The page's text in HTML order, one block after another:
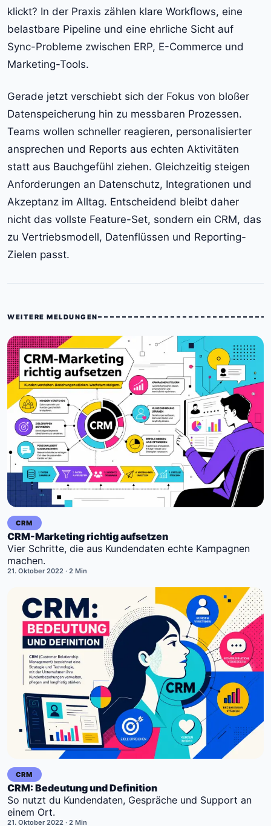
klickt? In der Praxis zählen klare Workflows, eine
belastbare Pipeline und eine ehrliche Sicht auf
Sync-Probleme zwischen ERP, E-Commerce und
Marketing-Tools.
Gerade jetzt verschiebt sich der Fokus von bloßer
Datenspeicherung hin zu messbaren Prozessen.
Teams wollen schneller reagieren, personalisierter
ansprechen und Reports aus echten Aktivitäten
statt aus Bauchgefühl ziehen. Gleichzeitig steigen
Anforderungen an Datenschutz, Integrationen und
Akzeptanz im Alltag. Entscheidend bleibt daher
nicht das vollste Feature-Set, sondern ein CRM, das
zu Vertriebsmodell, Datenflüssen und Reporting-
Zielen passt.
WEITERE MELDUNGEN
CRM
CRM-Marketing richtig aufsetzen
Vier Schritte, die aus Kundendaten echte Kampagnen
machen.
21. Oktober 2022 · 2 Min
CRM
CRM: Bedeutung und Definition
So nutzt du Kundendaten, Gespräche und Support an
einem Ort.
21. Oktober 2022 · 2 Min